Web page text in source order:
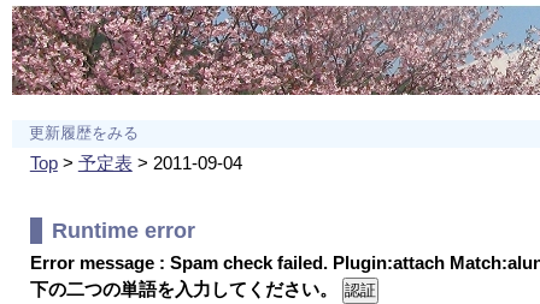
更新履歴をみる
Top> 予定表> 2011-09-04
Runtime error
Error message : Spam check failed. Plugin:attach
下の二つの単語を入力してください。